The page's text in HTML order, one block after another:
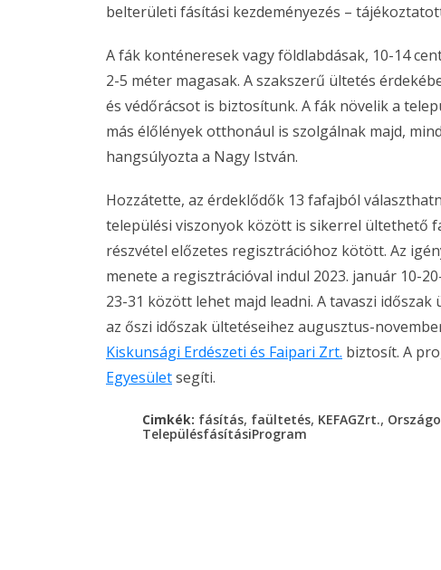
belterületi fásítási kezdeményezés –
A fák konténeresek vagy földlabdásak, 10-14
2-5 méter magasak. A szakszerű ültetés
és védőrácsot is biztosítunk. A fák növelik a
más élőlények otthonául is szolgálnak majd,
hangsúlyozta a Nagy István.
Hozzátette, az érdeklődők 13 fafajból
települési viszonyok között is sikerrel ültethető
részvétel előzetes regisztrációhoz kötött. Az
menete a regisztrációval indul 2023. január 10-
23-31 között lehet majd leadni. A tavaszi
az őszi időszak ültetéseihez augusztus-
Kiskunsági Erdészeti és Faipari Zrt. biztosít. A
Egyesületsegíti.
Cimkék: fásítás, faültetés, KEFAGZrt.,
TelepülésfásításiProgram